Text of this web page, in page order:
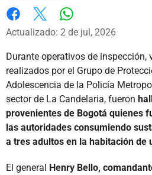
Facebook
X
Actualizado: 2 de jul, 2026
Durante operativos de inspección,
realizados por el Grupo de
Adolescencia de la Policía
sector de La Candelaria, fueron
provenientes de Bogotá quienes
las autoridades consumiendo
a tres adultos en la habitación de
El general Henry Bello,